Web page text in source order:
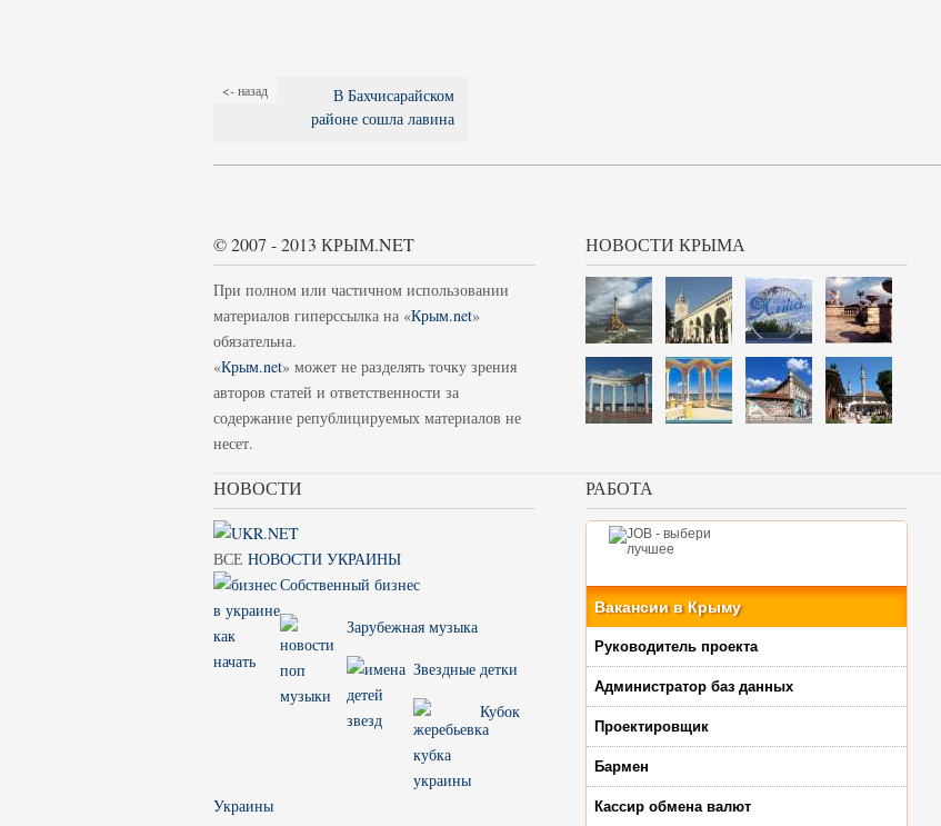
<- назад
В Бахчисарайском
районе сошла лавина
© 2007 - 2013 КРЫМ.NET
При полном или частичном использовании
материалов гиперссылка на «Крым.net»
обязательна.
«Крым.net» может не разделять точку зрения
авторов статей и ответственности за
содержание републицируемых материалов не
несет.
НОВОСТИ КРЫМА
НОВОСТИ
ВСЕ НОВОСТИ УКРАИНЫ
Собственный бизнес
Зарубежная музыка
Звездные детки
Кубок
Украины
РАБОТА
Вакансии в Крыму
Руководитель проекта
Администратор баз данных
Проектировщик
Бармен
Кассир обмена валют